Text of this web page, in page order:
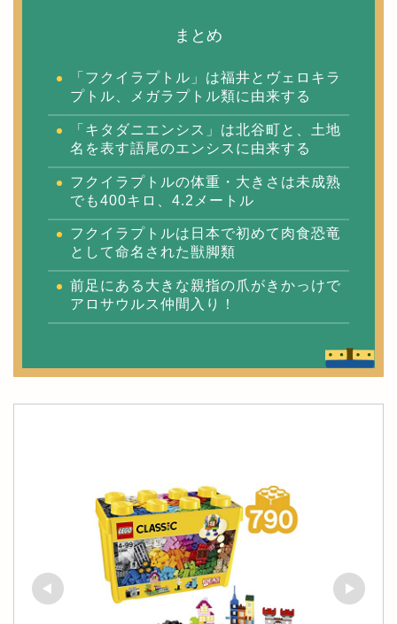
まとめ
「フクイラプトル」は福井とヴェロキラ
プトル、メガラプトル類に由来する
「キタダニエンシス」は北谷町と、土地
名を表す語尾のエンシスに由来する
フクイラプトルの体重・大きさは未成熟
でも400キロ、4.2メートル
フクイラプトルは日本で初めて肉食恐竜
として命名された獣脚類
前足にある大きな親指の爪がきかっけで
アロサウルス仲間入り！